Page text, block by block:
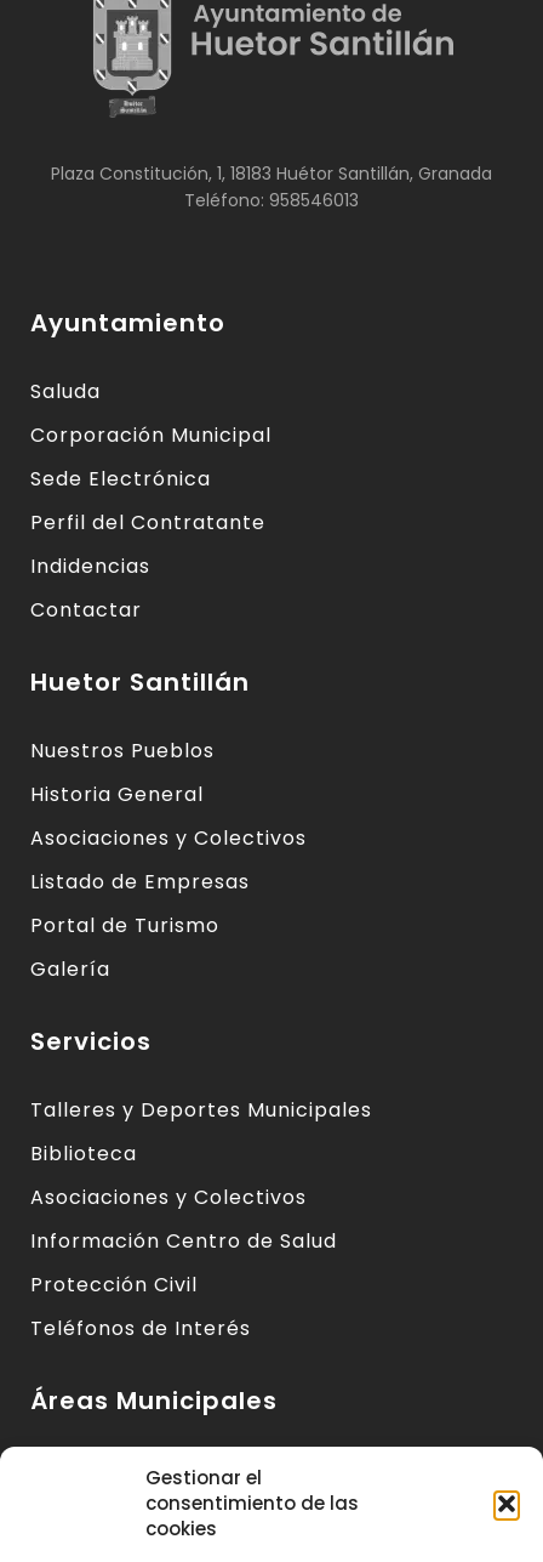
Gestionar el
consentimiento de las
cookies
Plaza Constitución, 1, 18183 Huétor Santillán, Granada
Teléfono: 958546013
Ayuntamiento
Saluda
Corporación Municipal
Sede Electrónica
Perfil del Contratante
Indidencias
Contactar
Huetor Santillán
Nuestros Pueblos
Historia General
Asociaciones y Colectivos
Listado de Empresas
Portal de Turismo
Galería
Servicios
Talleres y Deportes Municipales
Biblioteca
Asociaciones y Colectivos
Información Centro de Salud
Protección Civil
Teléfonos de Interés
Áreas Municipales
Urbanismo y Vivienda
Medio Ambiente y Sanidad